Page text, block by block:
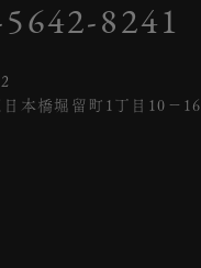
8241
日本橋堀留町1丁目10−16